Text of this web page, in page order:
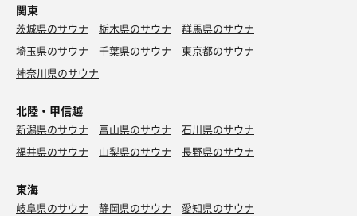
関東
茨城県のサウナ 栃木県のサウナ
群馬県のサウナ
埼玉県のサウナ
千葉県のサウナ
東京都のサウナ
神奈川県のサウナ
北陸・甲信越
新潟県のサウナ 富山県のサウナ
石川県のサウナ
福井県のサウナ
山梨県のサウナ 長野県のサウナ
東海
岐阜県のサウナ 静岡県のサウナ
愛知県のサウナ